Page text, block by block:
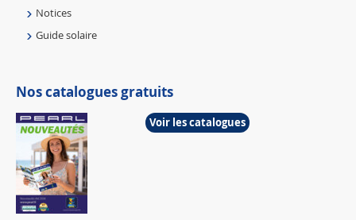
Notices
Guide solaire
Nos catalogues gratuits
Voir les catalogues